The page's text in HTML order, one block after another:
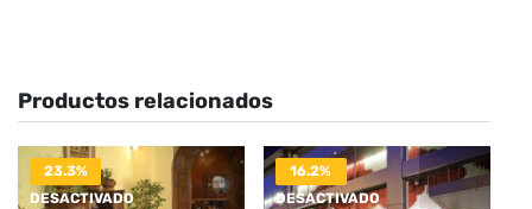
Productos relacionados
23.3%
DESACTIVADO
16.2%
DESACTIVADO